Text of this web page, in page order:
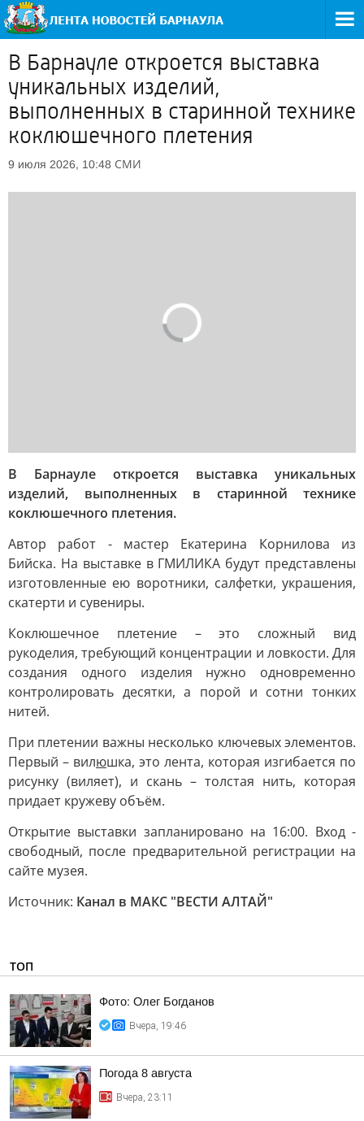
В Барнауле откроется выставка
уникальных изделий,
выполненных в старинной технике
коклюшечного плетения
9 июля 2026, 10:48 СМИ
В Барнауле откроется выставка уникальных
изделий, выполненных в старинной технике
коклюшечного плетения.
Автор работ - мастер Екатерина Корнилова из
Бийска. На выставке в ГМИЛИКА будут представлены
изготовленные ею воротники, салфетки, украшения,
скатерти и сувениры.
Коклюшечное плетение – это сложный вид
рукоделия, требующий концентрации и ловкости. Для
создания одного изделия нужно одновременно
контролировать десятки, а порой и сотни тонких
нитей.
При плетении важны несколько ключевых элементов.
Первый – вилюшка, это лента, которая изгибается по
рисунку (виляет), и скань – толстая нить, которая
придает кружеву объём.
Открытие выставки запланировано на 16:00. Вход -
свободный, после предварительной регистрации на
сайте музея.
Источник: Канал в МАКС "ВЕСТИ АЛТАЙ"
ТОП
Фото: Олег Богданов
Вчера, 19:46
Погода 8 августа
Вчера, 23:11